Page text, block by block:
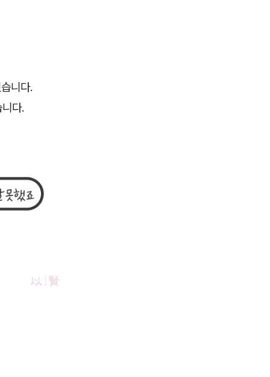
니다.
다.